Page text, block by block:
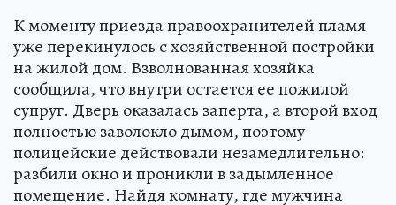
К моменту приезда правоохранителей пламя
уже перекинулось с хозяйственной постройки
на жилой дом. Взволнованная хозяйка
сообщила, что внутри остается ее пожилой
супруг. Дверь оказалась заперта, а второй вход
полностью заволокло дымом, поэтому
полицейские действовали незамедлительно:
разбили окно и проникли в задымленное
помещение. Найдя комнату, где мужчина